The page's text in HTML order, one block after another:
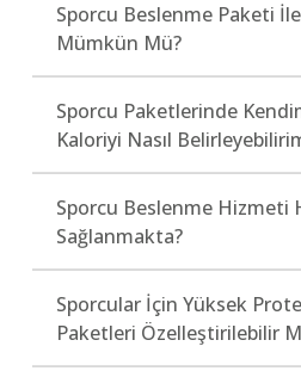
Sporcu Beslenme Paketi
Mümkün Mü?
Sporcu Paketlerinde
Kaloriyi Nasıl
Sporcu Beslenme Hizmeti
Sağlanmakta?
Sporcular İçin Yüksek
Paketleri Özelleştirilebilir